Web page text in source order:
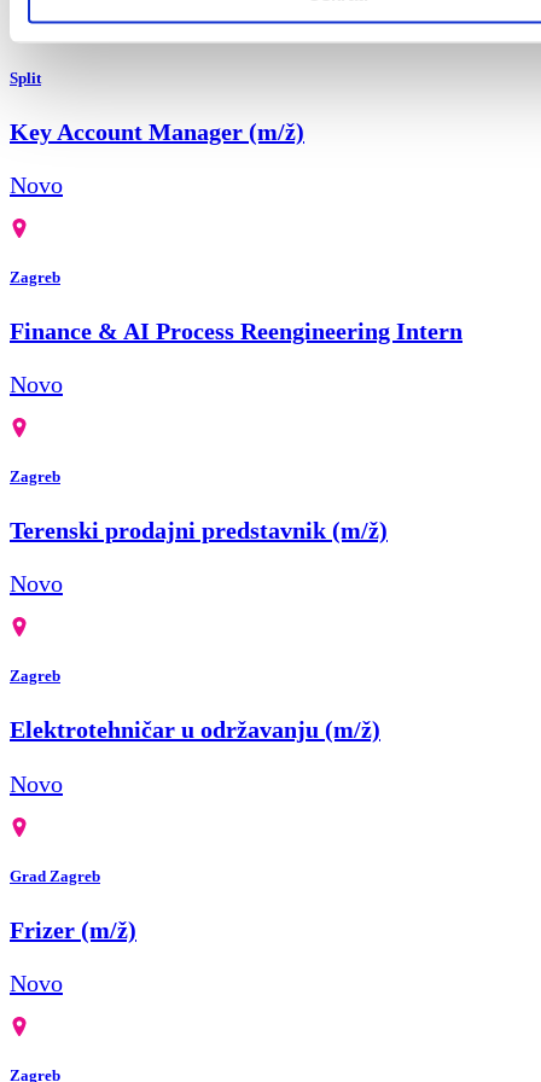
Split
Key Account Manager (m/ž)
Novo
Zagreb
Finance & AI Process Reengineering Intern
Novo
Zagreb
Terenski prodajni predstavnik (m/ž)
Novo
Zagreb
Elektrotehničar u održavanju (m/ž)
Novo
Grad Zagreb
Frizer (m/ž)
Novo
Zagreb